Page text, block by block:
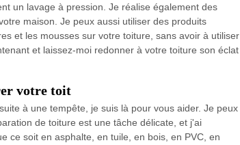
un lavage à pression. Je réalise également des
maison. Je peux aussi utiliser des produits
et les mousses sur votre toiture, sans avoir à utiliser
et laissez-moi redonner à votre toiture son éclat
votre toit
à une tempête, je suis là pour vous aider. Je peux
de toiture est une tâche délicate, et j'ai
ce soit en asphalte, en tuile, en bois, en PVC, en